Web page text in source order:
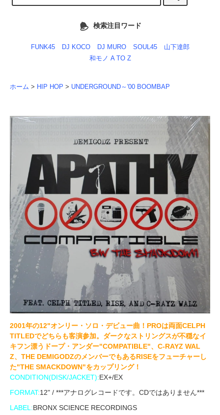
検索注目ワード
FUNK45 DJ KOCO DJ MURO SOUL45
山下達郎
和モノ A TO Z
ホーム > HIP HOP > UNDERGROUND～'00 BOOMBAP
2001年の12"オンリー・ソロ・デビュー曲！PROは両面CELPH
TITLEDでどちらも客演参加。ダークなストリングスが不穏なイ
キフン漂うドープ・アンダー"COMPATIBLE"、C-RAYZ WAL
Z、THE DEMIGODZのメンバーでもあるRISEをフューチャーし
た"THE SMACKDOWN"をカップリング！
CONDITION(DISK/JACKET):EX+/EX
FORMAT:12" / ***アナログレコードです。CDではありません***
LABEL:BRONX SCIENCE RECORDINGS